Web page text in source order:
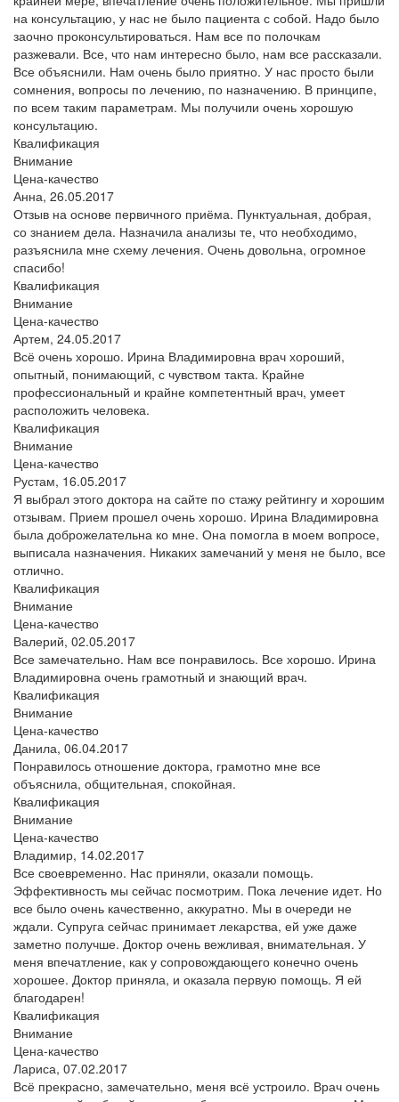
на консультацию, у нас не было пациента с собой. Надо было
заочно проконсультироваться. Нам все по полочкам
разжевали. Все, что нам интересно было, нам все рассказали.
Все объяснили. Нам очень было приятно. У нас просто были
сомнения, вопросы по лечению, по назначению. В принципе,
по всем таким параметрам. Мы получили очень хорошую
консультацию.
Квалификация
Внимание
Цена-качество
Анна, 26.05.2017
Отзыв на основе первичного приёма. Пунктуальная, добрая,
со знанием дела. Назначила анализы те, что необходимо,
разъяснила мне схему лечения. Очень довольна, огромное
спасибо!
Квалификация
Внимание
Цена-качество
Артем, 24.05.2017
Всё очень хорошо. Ирина Владимировна врач хороший,
опытный, понимающий, с чувством такта. Крайне
профессиональный и крайне компетентный врач, умеет
расположить человека.
Квалификация
Внимание
Цена-качество
Рустам, 16.05.2017
Я выбрал этого доктора на сайте по стажу рейтингу и хорошим
отзывам. Прием прошел очень хорошо. Ирина Владимировна
была доброжелательна ко мне. Она помогла в моем вопросе,
выписала назначения. Никаких замечаний у меня не было, все
отлично.
Квалификация
Внимание
Цена-качество
Валерий, 02.05.2017
Все замечательно. Нам все понравилось. Все хорошо. Ирина
Владимировна очень грамотный и знающий врач.
Квалификация
Внимание
Цена-качество
Данила, 06.04.2017
Понравилось отношение доктора, грамотно мне все
объяснила, общительная, спокойная.
Квалификация
Внимание
Цена-качество
Владимир, 14.02.2017
Все своевременно. Нас приняли, оказали помощь.
Эффективность мы сейчас посмотрим. Пока лечение идет. Но
все было очень качественно, аккуратно. Мы в очереди не
ждали. Супруга сейчас принимает лекарства, ей уже даже
заметно получше. Доктор очень вежливая, внимательная. У
меня впечатление, как у сопровождающего конечно очень
хорошее. Доктор приняла, и оказала первую помощь. Я ей
благодарен!
Квалификация
Внимание
Цена-качество
Лариса, 07.02.2017
Всё прекрасно, замечательно, меня всё устроило. Врач очень